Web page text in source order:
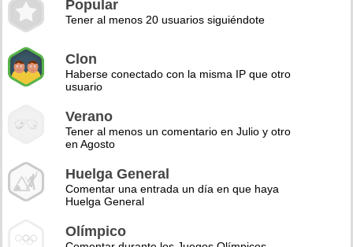
Popular
Tener al menos 20 usuarios siguiéndote
Clon
Haberse conectado con la misma IP que otro
usuario
Verano
Tener al menos un comentario en Julio y otro
en Agosto
Huelga General
Comentar una entrada un día en que haya
Huelga General
Olímpico